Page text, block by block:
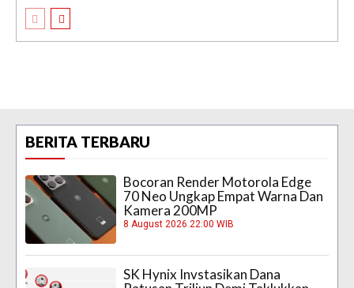
BERITA TERBARU
Bocoran Render Motorola Edge
70 Neo Ungkap Empat Warna Dan
Kamera 200MP
8 August 2026 22:00 WIB
SK Hynix Invstasikan Dana